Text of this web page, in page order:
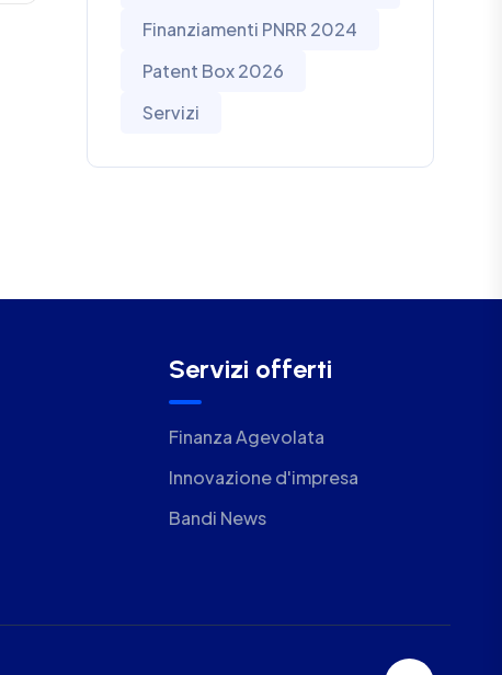
Finanziamenti PNRR 2024
Patent Box 2026
Servizi
Servizi offerti
Finanza Agevolata
Innovazione d'impresa
Bandi News